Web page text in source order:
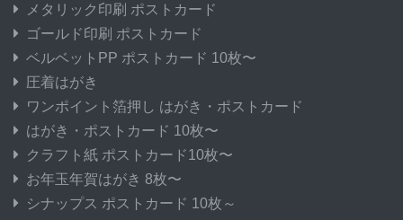
メタリック印刷 ポストカード
ゴールド印刷 ポストカード
ベルベットPP ポストカード 10枚〜
圧着はがき
ワンポイント箔押し はがき・ポストカード
はがき・ポストカード 10枚〜
クラフト紙 ポストカード10枚〜
お年玉年賀はがき 8枚〜
シナップス ポストカード 10枚～